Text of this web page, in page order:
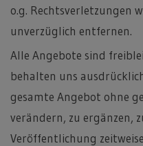
o.g. Rechtsverletzungen
unverzüglich entfernen.
Alle Angebote sind
behalten uns
gesamte Angebot ohne
verändern, zu ergänzen,
Veröffentlichung